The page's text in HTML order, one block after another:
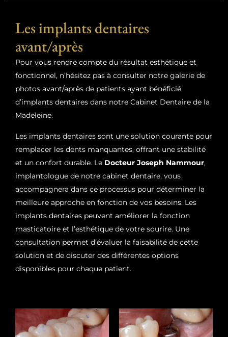
Les implants dentaires
avant/après
Pour vous rendre compte du résultat esthétique et
fonctionnel, n’hésitez pas à consulter notre galerie de
photos avant/après de patients ayant bénéficié
d’implants dentaires dans notre Cabinet Dentaire de la
Madeleine.
Les implants dentaires sont une solution courante pour
remplacer les dents manquantes, offrant une stabilité
et un confort durable. Le Docteur Joseph Nammour,
implantologue de notre cabinet dentaire, vous
accompagnera dans ce processus pour déterminer la
meilleure approche en fonction de vos besoins. Les
implants dentaires peuvent améliorer la fonction
masticatoire et l’esthétique de votre sourire. Une
consultation permet d’évaluer la faisabilité de cette
solution et de discuter des différentes options
disponibles pour chaque patient.